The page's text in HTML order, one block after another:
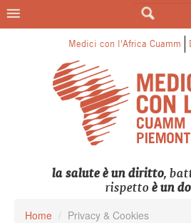
la salute è un diritto,
rispetto è un
Medici con l'Africa Cuamm
LE CATEGORIE DI
L'AFRICA
Home / Privacy & Cookies